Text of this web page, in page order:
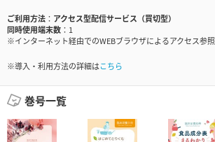
ご利用方法
アクセス型配信サービス（買切型）
同時使用端末数
1
※インターネット経由でのWEBブラウザによるアクセス参照
※導入・利用方法の詳細はこちら
巻号一覧